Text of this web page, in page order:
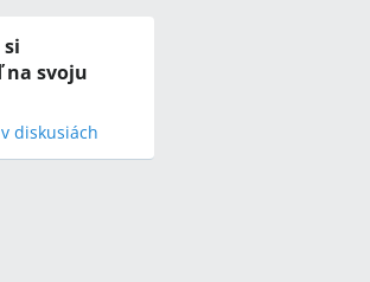
na svoju
diskusiách